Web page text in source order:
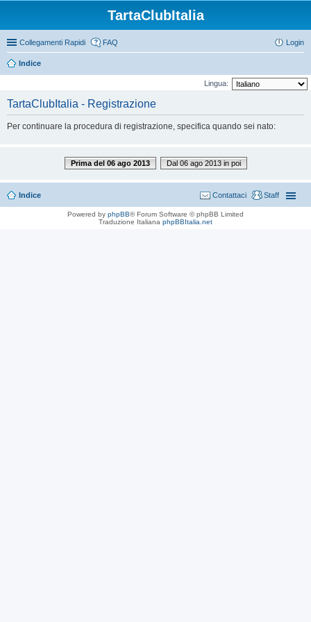
TartaClubItalia
Collegamenti Rapidi FAQ Login
Indice
Lingua:
TartaClubItalia - Registrazione
Per continuare la procedura di registrazione, specifica quando sei nato:
Prima del 06 ago 2013 Dal 06 ago 2013 in poi
Indice Staff
Contattaci
Powered by phpBB® Forum Software © phpBB Limited
Traduzione Italiana phpBBItalia.net